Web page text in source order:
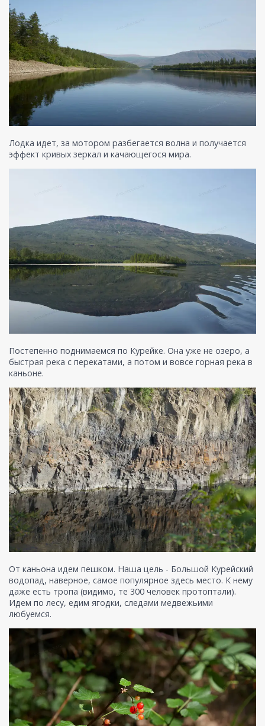
Лодка идет, за мотором разбегается волна и получается
эффект кривых зеркал и качающегося мира.
Постепенно поднимаемся по Курейке. Она уже не озеро, а
быстрая река с перекатами, а потом и вовсе горная река в
каньоне.
От каньона идем пешком. Наша цель - Большой Курейский
водопад, наверное, самое популярное здесь место. К нему
даже есть тропа (видимо, те 300 человек протоптали).
Идем по лесу, едим ягодки, следами медвежьими
любуемся.